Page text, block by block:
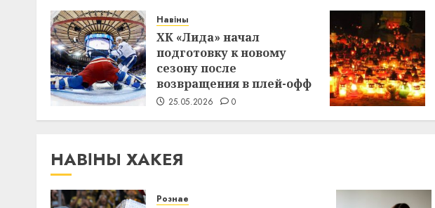
Навіны
ХК «Лида» начал
подготовку к новому
сезону после
возвращения в плей-офф
25.05.2026 0
НАВІНЫ ХАКЕЯ
Рознае